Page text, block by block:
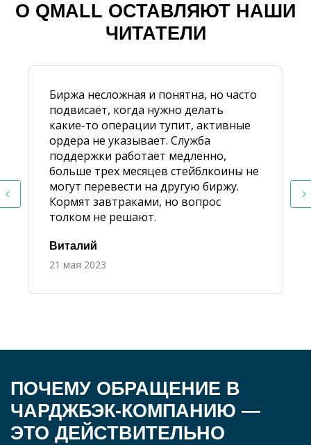
О QMALL ОСТАВЛЯЮТ НАШИ
ЧИТАТЕЛИ
Биржа несложная и понятна, но часто
подвисает, когда нужно делать
какие-то операции тупит, активные
ордера не указывает. Служба
поддержки работает медленно,
больше трех месяцев стейблкоины не
могут перевести на другую биржу.
Кормят завтраками, но вопрос
толком не решают.
Виталий
21 мая 2023
ПОЧЕМУ ОБРАЩЕНИЕ В
ЧАРДЖБЭК-КОМПАНИЮ —
ЭТО ДЕЙСТВИТЕЛЬНО